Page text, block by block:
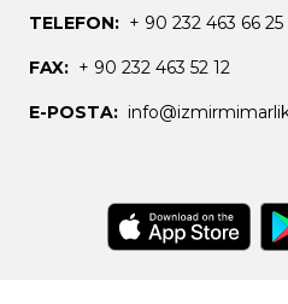
TELEFON: + 90 232 463 66 25
FAX: + 90 232 463 52 12
E-POSTA: